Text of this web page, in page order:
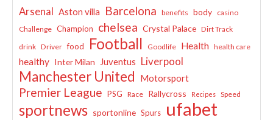
Arsenal Aston villa Barcelona benefits body casino
Challenge Champion chelsea Crystal Palace Dirt Track
drink Driver food Football Goodlife Health health care
healthy Inter Milan Juventus Liverpool
Manchester United Motorsport
Premier League PSG Race Rallycross Recipes Speed
sportnews sportonline Spurs ufabet